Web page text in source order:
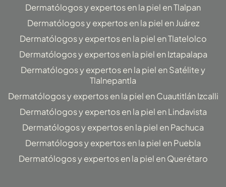
Dermatólogos y expertos en la piel en Tlalpan
Dermatólogos y expertos en la piel en Juárez
Dermatólogos y expertos en la piel en Tlatelolco
Dermatólogos y expertos en la piel en Iztapalapa
Dermatólogos y expertos en la piel en Satélite y
Tlalnepantla
Dermatólogos y expertos en la piel en Cuautitlán Izcalli
Dermatólogos y expertos en la piel en Lindavista
Dermatólogos y expertos en la piel en Pachuca
Dermatólogos y expertos en la piel en Puebla
Dermatólogos y expertos en la piel en Querétaro